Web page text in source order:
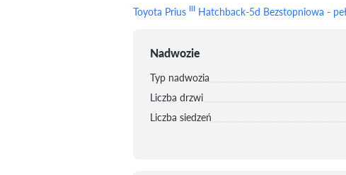
Toyota Prius III Hatchback-5d Bezstopniowa -
Nadwozie
Typ nadwozia
Liczba drzwi
Liczba siedzeń